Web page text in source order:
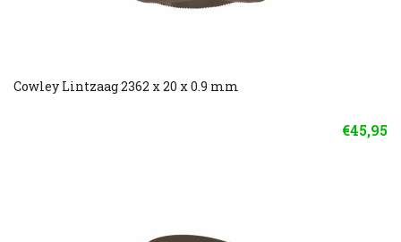
Cowley Lintzaag 2362 x 20 x 0.9 mm
€45,95